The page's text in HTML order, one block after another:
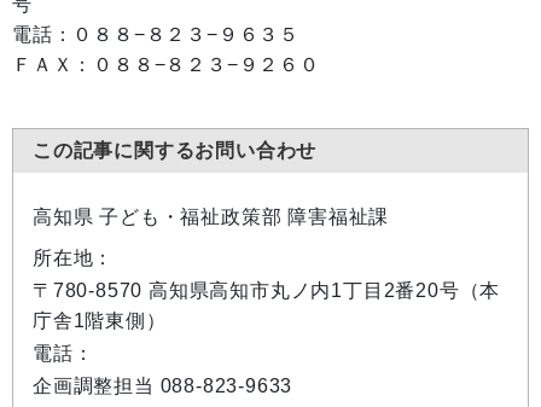
号
電話：０８８−８２３−９６３５
ＦＡＸ：０８８−８２３−９２６０
この記事に関するお問い合わせ
高知県 子ども・福祉政策部 障害福祉課
所在地：
〒780-8570 高知県高知市丸ノ内1丁目2番20号（本
庁舎1階東側）
電話：
企画調整担当 088-823-9633